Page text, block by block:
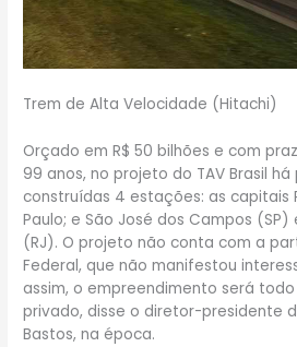
Trem de Alta Velocidade (Hitachi)
Orçado em R$ 50 bilhões e com
99 anos, no projeto do TAV Brasil
construídas 4 estações: as capitais
Paulo; e São José dos Campos
(RJ). O projeto não conta com a
Federal, que não manifestou
assim, o empreendimento será
privado, disse o diretor-presidente
Bastos, na época.